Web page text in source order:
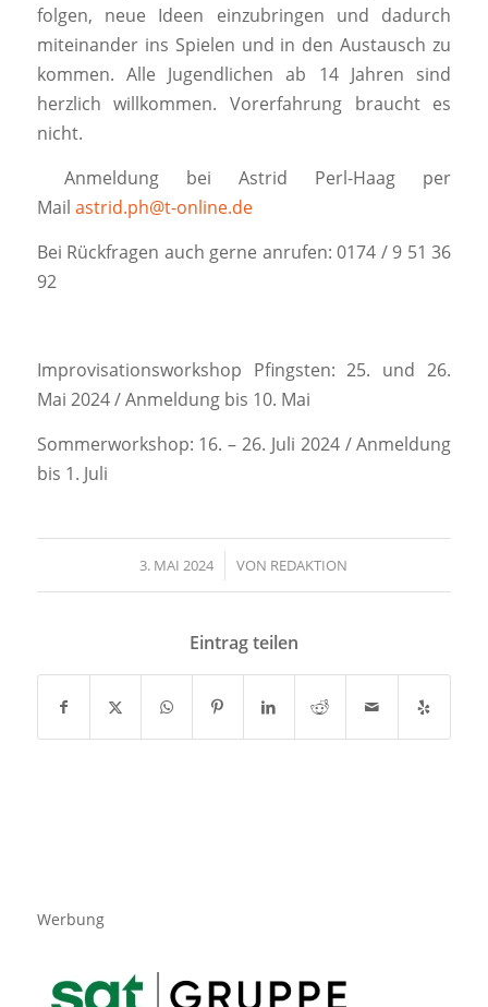
folgen, neue Ideen einzubringen und dadurch
miteinander ins Spielen und in den Austausch zu
kommen. Alle Jugendlichen ab 14 Jahren sind
herzlich willkommen. Vorerfahrung brauchtes
nicht.
Anmeldung bei Astrid Perl-Haag per
Mail astrid.ph@t-online.de
Bei Rückfragen auch gerne anrufen: 0174 / 9 51 36
92
Improvisationsworkshop Pfingsten: 25. und 26.
Mai 2024 / Anmeldung bis 10. Mai
Sommerworkshop: 16. – 26. Juli 2024 / Anmeldung
bis 1. Juli
3. MAI 2024
/ VON REDAKTION
Eintrag teilen
Werbung